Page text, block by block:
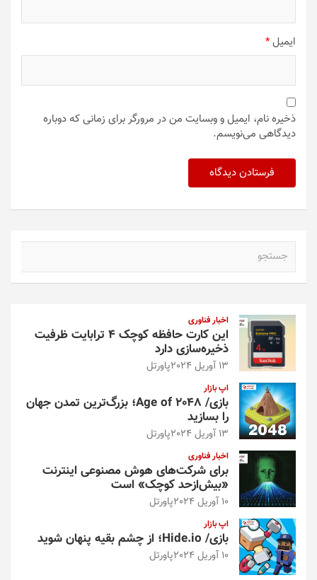
ایمیل*
ذخیره نام، ایمیل و وبسایت من در مرورگر برای زمانی که دوباره
دیدگاهی می‌نویسم.
اخبار فناوری
این کارت حافظه کوچک ۴ ترابایت ظرفیت
ذخیره‌سازی دارد
13 آوریل 2024 پاورتل
اپ بازار
بازی/ Age of 2048؛ بزرگ‌ترین تمدن جهان
را بسازید
13 آوریل 2024 پاورتل
اخبار فناوری
برای شرکت‌های هوش مصنوعی اینترنت
«بیش‌از‌حد کوچک» است
10 آوریل 2024 پاورتل
اپ بازار
بازی/ Hide.io؛ از چشم بقیه پنهان شوید
10 آوریل 2024 پاورتل